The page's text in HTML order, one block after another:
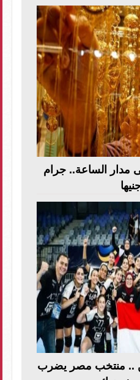
مدار الساعة.. جرام
.. منتخب مصر يضرب